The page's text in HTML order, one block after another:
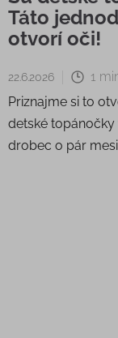
Táto
otvorí oči!
22.6.2026
1
Priznajme si to
detské
drobec o pár